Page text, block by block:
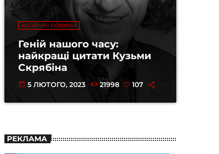
МУЗИЧНІ НОВИНИ
Геній нашого часу:
найкращі цитати Кузьми
Скрябіна
today 5 ЛЮТОГО, 2023 21998 107
РЕКЛАМА